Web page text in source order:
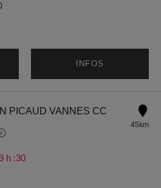
INFOS
PICAUD VANNES CC
h :30
45km